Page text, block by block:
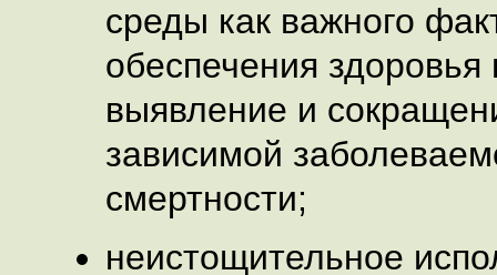
среды как важного
обеспечения здоровья
выявление и
зависимой
смертности;
неистощительное